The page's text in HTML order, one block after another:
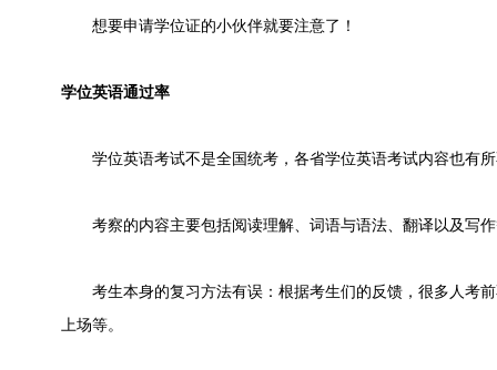
想要申请学位证的小伙伴就要注意了！
学位英语通过率
学位英语考试不是全国统考，各省学位英语考试内容也有所
考察的内容主要包括阅读理解、词语与语法、翻译以及写作
考生本身的复习方法有误：根据考生们的反馈，很多人考前
上场等。